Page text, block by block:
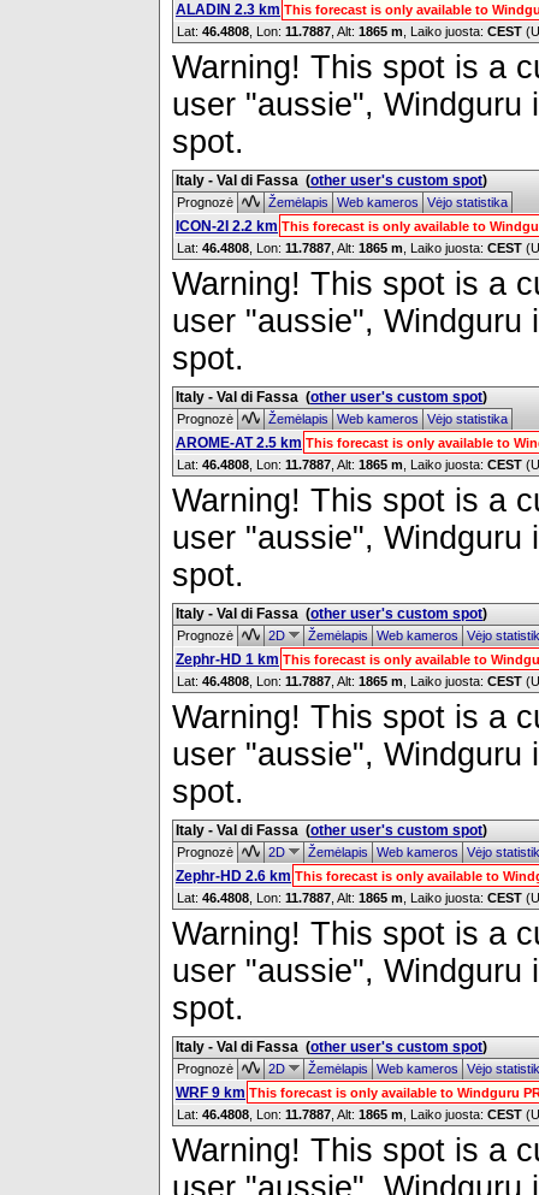
ALADIN 2.3 km This forecast is only available to
Lat: 46.4808 , Lon: 11.7887 Alt: 1865 m , Laiko juosta: CEST
Warning! This spot is a
user "aussie",
spot.
Italy - Val di Fassa (other user's custom spot)
Prognozė ŽemėlapisWeb kamerosVėjo statistika
ICON-2I 2.2 km This forecast is only available to
Lat: 46.4808 , Lon: 11.7887 Alt: 1865 m , Laiko juosta: CEST
Warning! This spot is a
user "aussie",
spot.
Italy - Val di Fassa (other user's custom spot)
Prognozė ŽemėlapisWeb kamerosVėjo statistika
AROME-AT 2.5 km This forecast is only available to
Lat: 46.4808 , Lon: 11.7887 Alt: 1865 m , Laiko juosta: CEST
Warning! This spot is a
user "aussie",
spot.
Italy - Val di Fassa (other user's custom spot)
Prognozė 2D ŽemėlapisWeb kamerosVėjo
Zephr-HD 1 km This forecast is only available to
Lat: 46.4808 , Lon: 11.7887 Alt: 1865 m , Laiko juosta: CEST
Warning! This spot is a
user "aussie",
spot.
Italy - Val di Fassa (other user's custom spot)
Prognozė 2D ŽemėlapisWeb kamerosVėjo
Zephr-HD 2.6 km This forecast is only available to
Lat: 46.4808 , Lon: 11.7887 Alt: 1865 m , Laiko juosta: CEST
Warning! This spot is a
user "aussie",
spot.
Italy - Val di Fassa (other user's custom spot)
Prognozė 2D ŽemėlapisWeb kamerosVėjo
WRF 9 km This forecast is only available to Windguru
Lat: 46.4808 , Lon: 11.7887 Alt: 1865 m , Laiko juosta: CEST
Warning! This spot is a
user "aussie",